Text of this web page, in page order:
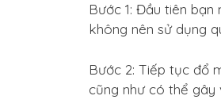
Bước 1: Đầu tiên
không nên sử dụng
Bước 2: Tiếp tục đổ
cũng như có thể gây